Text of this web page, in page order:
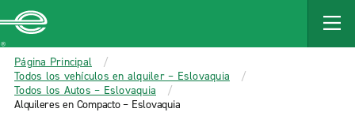
MAIN
CONTENT
Enterprise
Página Principal
Todos los vehículos en alquiler – Eslovaquia
Todos los Autos – Eslovaquia
Alquileres en Compacto – Eslovaquia